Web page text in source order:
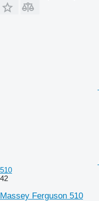
510
42
Massey Ferguson 510